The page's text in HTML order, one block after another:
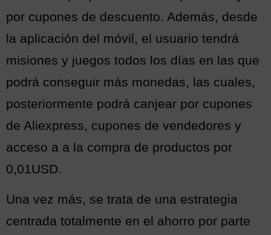
por cupones de descuento. Además, desde
la aplicación del móvil, el usuario tendrá
misiones y juegos todos los días en las que
podrá conseguir más monedas, las cuales,
posteriormente podrá canjear por cupones
de Aliexpress, cupones de vendedores y
acceso a a la compra de productos por
0,01USD.
Una vez más, se trata de una estrategia
centrada totalmente en el ahorro por parte